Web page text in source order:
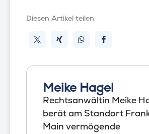
Diesen Artikel teilen
Meike Hagel
Rechtsanwältin Meike
berät am Standort
Main vermögende